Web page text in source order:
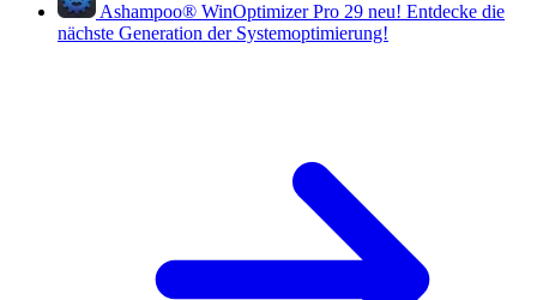
Ashampoo® WinOptimizer Pro 29 neu! Entdecke die
nächste Generation der Systemoptimierung!